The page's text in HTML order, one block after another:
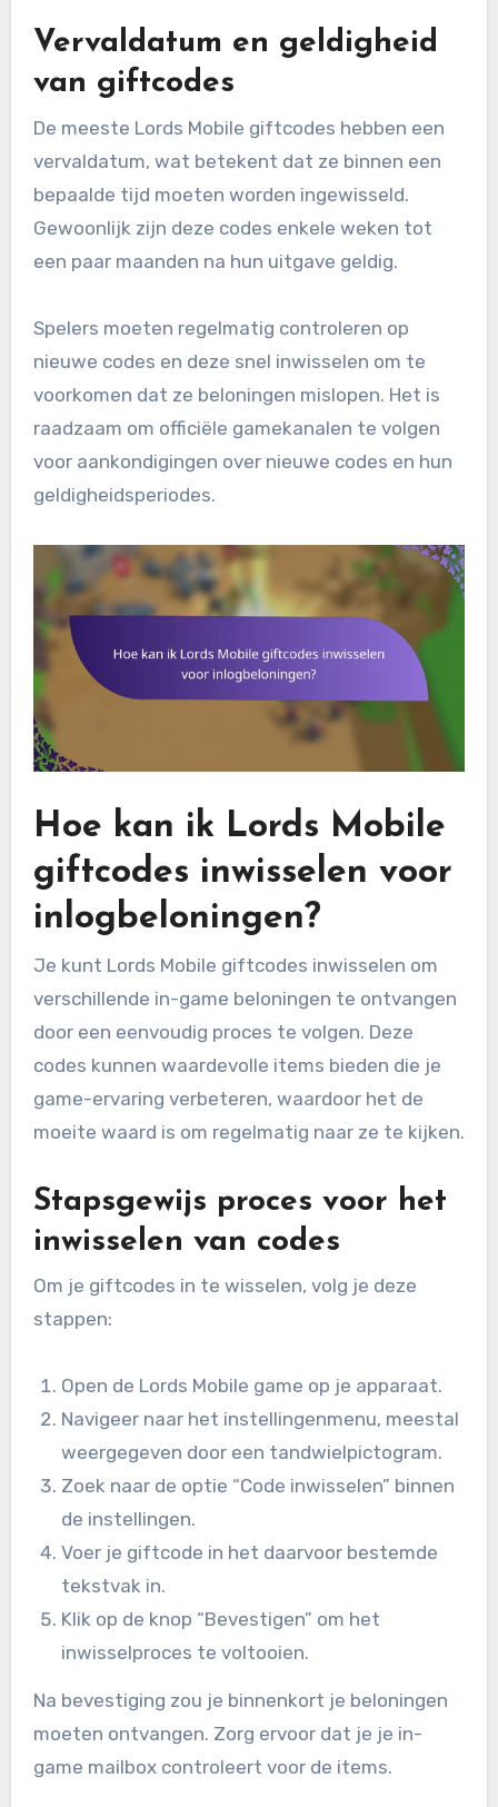
Vervaldatum en geldigheid
van giftcodes
De meeste Lords Mobile giftcodes hebben een
vervaldatum, wat betekent dat ze binnen een
bepaalde tijd moeten worden ingewisseld.
Gewoonlijk zijn deze codes enkele weken tot
een paar maanden na hun uitgave geldig.
Spelers moeten regelmatig controleren op
nieuwe codes en deze snel inwisselen om te
voorkomen dat ze beloningen mislopen. Het is
raadzaam om officiële gamekanalen te volgen
voor aankondigingen over nieuwe codes en hun
geldigheidsperiodes.
Hoe kan ik Lords Mobile
giftcodes inwisselen voor
inlogbeloningen?
Je kunt Lords Mobile giftcodes inwisselen om
verschillende in-game beloningen te ontvangen
door een eenvoudig proces te volgen. Deze
codes kunnen waardevolle items bieden die je
game-ervaring verbeteren, waardoor het de
moeite waard is om regelmatig naar ze te kijken.
Stapsgewijs proces voor het
inwisselen van codes
Om je giftcodes in te wisselen, volg je deze
stappen:
Open de Lords Mobile game op je apparaat.
Navigeer naar het instellingenmenu, meestal
weergegeven door een tandwielpictogram.
Zoek naar de optie “Code inwisselen” binnen
de instellingen.
Voer je giftcode in het daarvoor bestemde
tekstvak in.
Klik op de knop “Bevestigen” om het
inwisselproces te voltooien.
Na bevestiging zou je binnenkort je beloningen
moeten ontvangen. Zorg ervoor dat je je in-
game mailbox controleert voor de items.